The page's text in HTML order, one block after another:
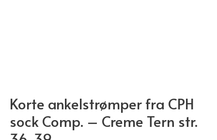
Korte ankelstrømper fra CPH
sock Comp. – Creme Tern str.